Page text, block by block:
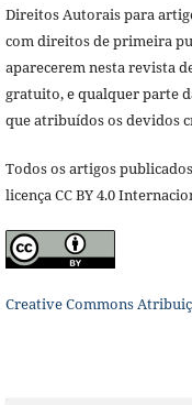
Direitos Autorais para
com direitos de primeira
aparecerem nesta revista
gratuito, e qualquer parte
que atribuídos os devidos
Todos os artigos
licença CC BY 4.0
Creative Commons